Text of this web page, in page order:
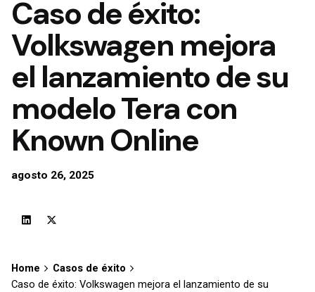
Caso de éxito:
Volkswagen mejora
el lanzamiento de su
modelo Tera con
Known Online
agosto 26, 2025
Home
Casos de éxito
Caso de éxito: Volkswagen mejora el lanzamiento de su